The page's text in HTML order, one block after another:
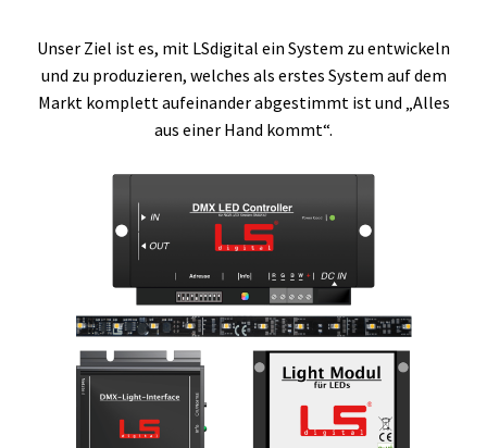
Unser Ziel ist es, mit LSdigital ein System zu entwickeln
und zu produzieren, welches als erstes System auf dem
Markt komplett aufeinander abgestimmt ist und „Alles
aus einer Hand kommt“.